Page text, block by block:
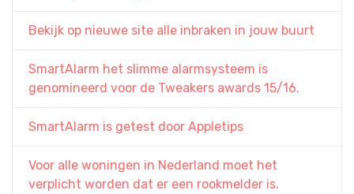
Bekijk op nieuwe site alle inbraken in jouw buurt
SmartAlarm het slimme alarmsysteem is
genomineerd voor de Tweakers awards 15/16.
SmartAlarm is getest door Appletips
Voor alle woningen in Nederland moet het
verplicht worden dat er een rookmelder is.